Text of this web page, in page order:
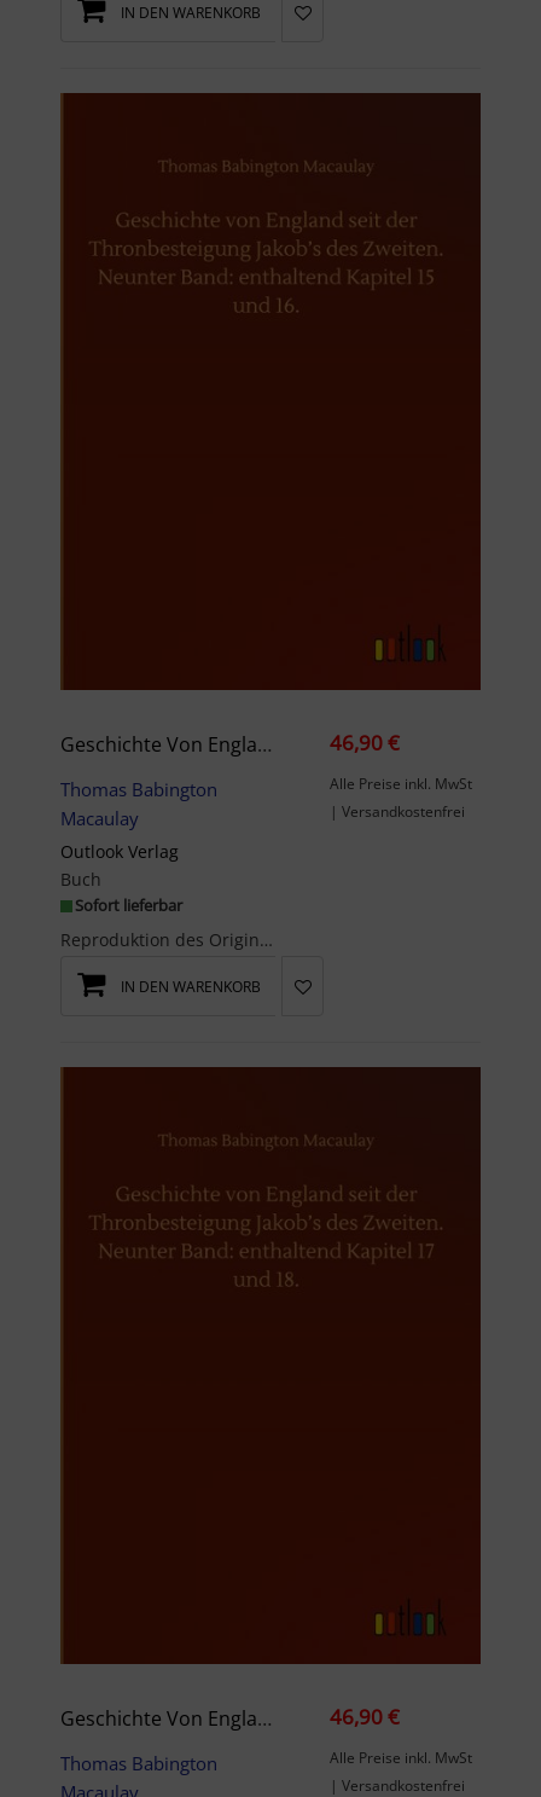
IN DEN WARENKORB
Geschichte Von England Seit Der Thronbesteigung Jakob’s Des Zweiten. Neunter Band: Enthaltend Kapitel 15 Und 16.
Thomas Babington
Macaulay
Outlook Verlag
Buch
Sofort lieferbar
Reproduktion des Originals: Geschichte von England seit der Thronbesteigung Jakob¿s des Zweiten. ...
46,90 €
Alle Preise inkl. MwSt
| Versandkostenfrei
IN DEN WARENKORB
Geschichte Von England Seit Der Thronbesteigung Jakob’s Des Zweiten. Neunter Band: Enthaltend Kapitel 17 Und 18.
Thomas Babington
46,90 €
Alle Preise inkl. MwSt
| Versandkostenfrei